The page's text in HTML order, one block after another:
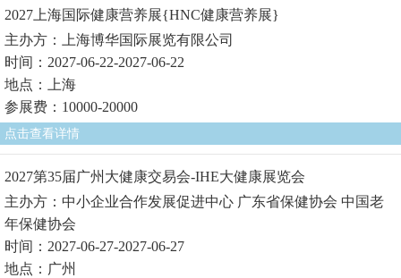
2027上海国际健康营养展{HNC健康营养展}
主办方：上海博华国际展览有限公司
时间：2027-06-22-2027-06-22
地点：上海
参展费：10000-20000
点击查看详情
2027第35届广州大健康交易会-IHE大健康展览会
主办方：中小企业合作发展促进中心 广东省保健协会 中国老
年保健协会
时间：2027-06-27-2027-06-27
地点：广州